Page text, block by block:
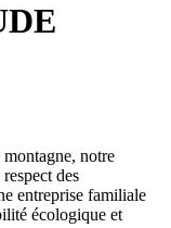
montagne, notre
des
entreprise familiale
écologique et